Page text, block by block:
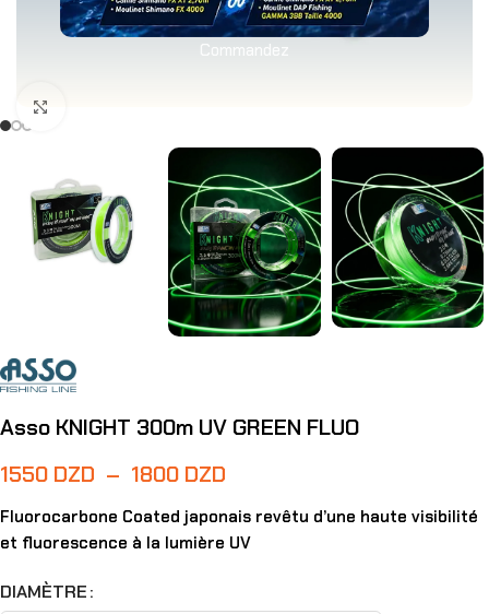
Commandez
Asso KNIGHT 300m UV GREEN FLUO
1550 DZD – 1800 DZD
Fluorocarbone Coated japonais revêtu d’une haute visibilité
et fluorescence à la lumière UV
DIAMÈTRE